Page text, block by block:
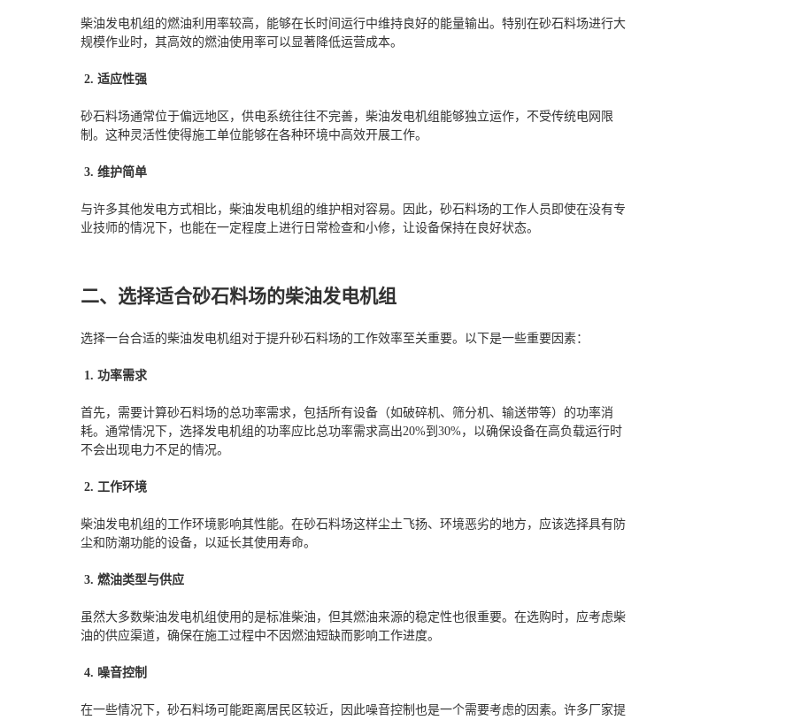
柴油发电机组的燃油利用率较高，能够在长时间运行中维持良好的能量输出。特别在砂石料场进行大
规模作业时，其高效的燃油使用率可以显著降低运营成本。
2. 适应性强
砂石料场通常位于偏远地区，供电系统往往不完善，柴油发电机组能够独立运作，不受传统电网限
制。这种灵活性使得施工单位能够在各种环境中高效开展工作。
3. 维护简单
与许多其他发电方式相比，柴油发电机组的维护相对容易。因此，砂石料场的工作人员即使在没有专
业技师的情况下，也能在一定程度上进行日常检查和小修，让设备保持在良好状态。
二、选择适合砂石料场的柴油发电机组
选择一台合适的柴油发电机组对于提升砂石料场的工作效率至关重要。以下是一些重要因素：
1. 功率需求
首先，需要计算砂石料场的总功率需求，包括所有设备（如破碎机、筛分机、输送带等）的功率消
耗。通常情况下，选择发电机组的功率应比总功率需求高出20%到30%，以确保设备在高负载运行时
不会出现电力不足的情况。
2. 工作环境
柴油发电机组的工作环境影响其性能。在砂石料场这样尘土飞扬、环境恶劣的地方，应该选择具有防
尘和防潮功能的设备，以延长其使用寿命。
3. 燃油类型与供应
虽然大多数柴油发电机组使用的是标准柴油，但其燃油来源的稳定性也很重要。在选购时，应考虑柴
油的供应渠道，确保在施工过程中不因燃油短缺而影响工作进度。
4. 噪音控制
在一些情况下，砂石料场可能距离居民区较近，因此噪音控制也是一个需要考虑的因素。许多厂家提